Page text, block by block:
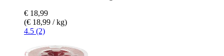
€ 18,99
(€ 18,99 / kg)
4.5 (2)